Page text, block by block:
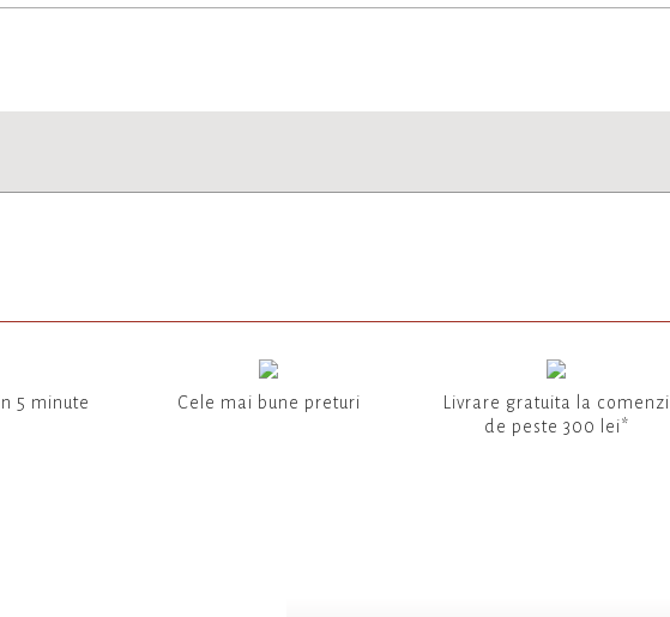
5 minute Cele mai bune preturi
Livrare gratuita la comenzi
de peste 300 lei*